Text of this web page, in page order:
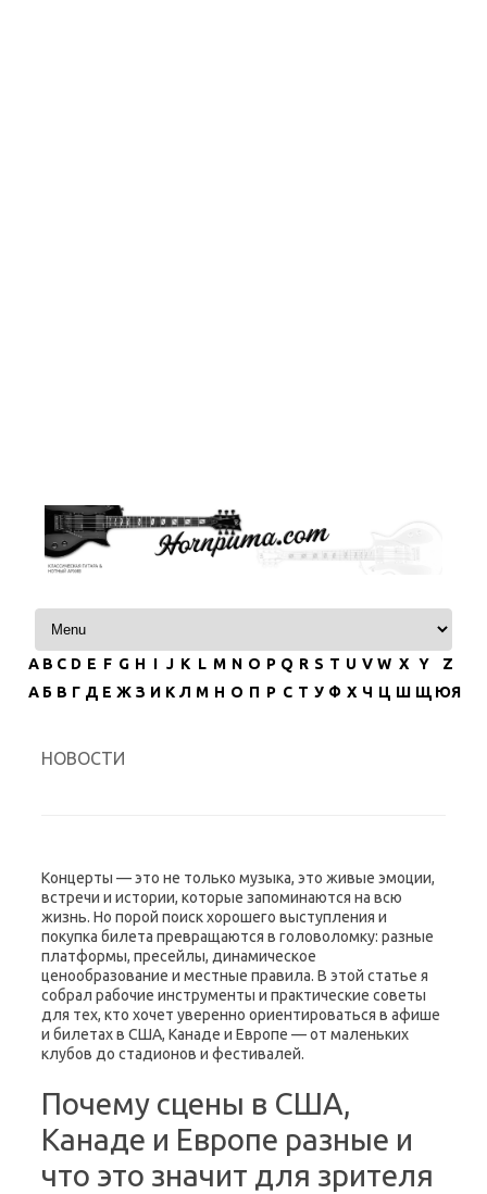
Перейти к содержимому
A B C D E F G H I J K L M N O P Q R S T U V W X Y
Z
А Б В Г Д Е Ж З И К Л М Н О П Р С Т У Ф Х Ч Ц Ш Щ ЮЯ
НОВОСТИ
Концерты — это не только музыка, это живые эмоции,
встречи и истории, которые запоминаются на всю
жизнь. Но порой поиск хорошего выступления и
покупка билета превращаются в головоломку: разные
платформы, пресейлы, динамическое
ценообразование и местные правила. В этой статье я
собрал рабочие инструменты и практические советы
для тех, кто хочет уверенно ориентироваться в афише
и билетах в США, Канаде и Европе — от маленьких
клубов до стадионов и фестивалей.
Почему сцены в США,
Канаде и Европе разные и
что это значит для зрителя